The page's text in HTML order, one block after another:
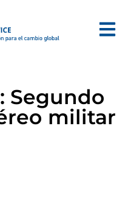
Segundo
militar